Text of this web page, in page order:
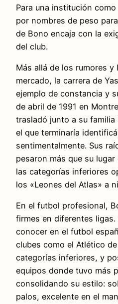
Para una institución
por nombres de peso
de Bono encaja con la
del club.
Más allá de los rumores y
mercado, la carrera de
ejemplo de constancia y
de abril de 1991 en
trasladó junto a su
el que terminaría
sentimentalmente. Sus
pesaron más que su
las categorías inferiores
los «Leones del Atlas» a
En el futbol profesional,
firmes en diferentes
conocer en el futbol
clubes como el Atlético
categorías inferiores, y
equipos donde tuvo más
consolidando su estilo:
palos, excelente en el